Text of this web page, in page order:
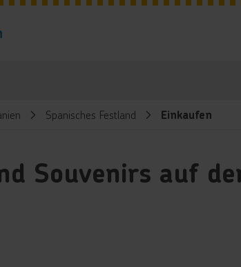
Spanisches Festland Einkaufen
Souvenirs auf